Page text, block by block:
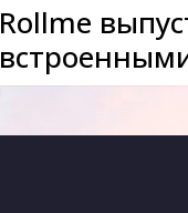
Rollme